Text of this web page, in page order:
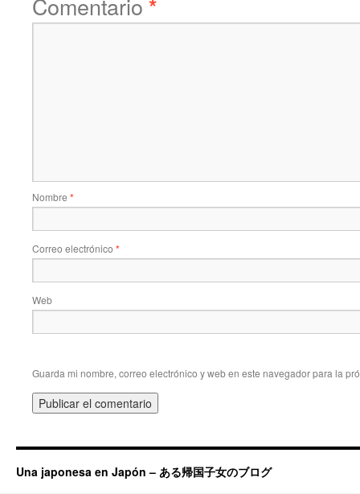
*
Nombre *
Correo electrónico *
Web
Guarda mi nombre, correo electrónico y web en este navegador para la
Una japonesa en Japón – ある帰国子女のブログ